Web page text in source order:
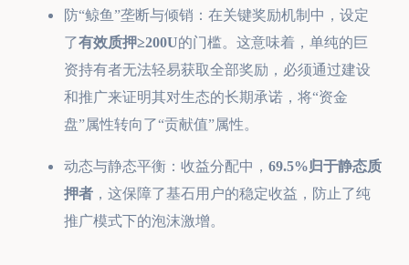
防“鲸鱼”垄断与倾销：在关键奖励机制中，设定
了有效质押≥200U的门槛。这意味着，单纯的巨
资持有者无法轻易获取全部奖励，必须通过建设
和推广来证明其对生态的长期承诺，将“资金
盘”属性转向了“贡献值”属性。
动态与静态平衡：收益分配中， 69.5%归于静态质
押者 ，这保障了基石用户的稳定收益，防止了纯
推广模式下的泡沫激增。